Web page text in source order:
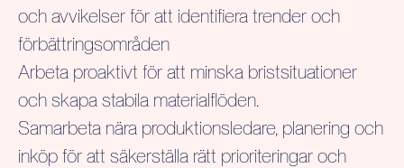
och avvikelser för att identifiera trender och
förbättringsområden
Arbeta proaktivt för att minska bristsituationer
och skapa stabila materialflöden.
Samarbeta nära produktionsledare, planering och
inköp för att säkerställa rätt prioriteringar och